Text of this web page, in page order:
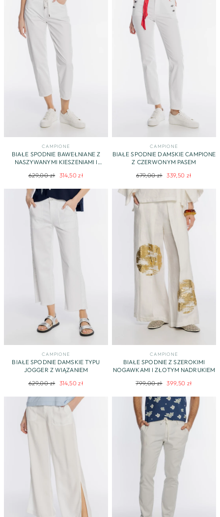
CAMPIONE
BIAŁE SPODNIE BAWEŁNIANE Z
NASZYWANYMI KIESZENIAMI I
Regularna
629,00 zł
Cena
314,50 zł
CAMPIONE
BIAŁE SPODNIE DAMSKIE CAMPIONE
Z CZERWONYM PASEM
Regularna
679,00 zł
Cena
339,50 zł
CAMPIONE
BIAŁE SPODNIE DAMSKIE TYPU
JOGGER Z WIĄZANIEM
Regularna
629,00 zł
Cena
314,50 zł
CAMPIONE
BIAŁE SPODNIE Z SZEROKIMI
NOGAWKAMI I ZŁOTYM NADRUKIEM
Regularna
799,00 zł
Cena
399,50 zł